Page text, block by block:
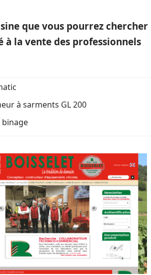
que vous pourrez chercher
à la vente des professionnels
à sarments GL 200
binage